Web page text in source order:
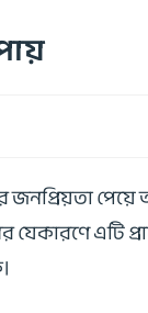
জনপ্রিয়তা
এটি